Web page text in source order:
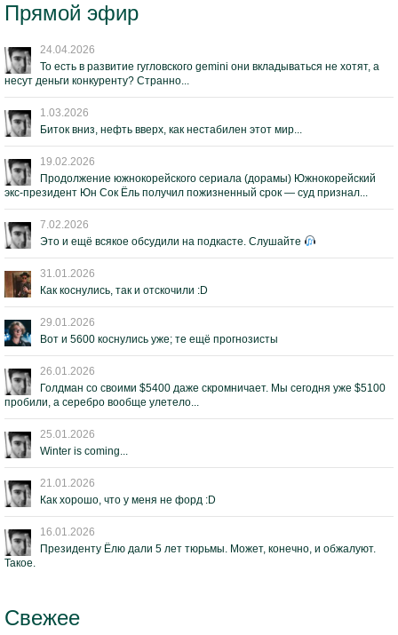
Прямой эфир
24.04.2026
То есть в развитие гугловского gemini они вкладываться не хотят, а
несут деньги конкуренту? Странно...
1.03.2026
Биток вниз, нефть вверх, как нестабилен этот мир...
19.02.2026
Продолжение южнокорейского сериала (дорамы) Южнокорейский
экс-президент Юн Сок Ёль получил пожизненный срок — суд признал...
7.02.2026
Это и ещё всякое обсудили на подкасте. Слушайте
31.01.2026
Как коснулись, так и отскочили :D
29.01.2026
Вот и 5600 коснулись уже; те ещё прогнозисты
26.01.2026
Голдман со своими $5400 даже скромничает. Мы сегодня уже $5100
пробили, а серебро вообще улетело...
25.01.2026
Winter is coming...
21.01.2026
Как хорошо, что у меня не форд :D
16.01.2026
Президенту Ёлю дали 5 лет тюрьмы. Может, конечно, и обжалуют.
Такое.
Свежее